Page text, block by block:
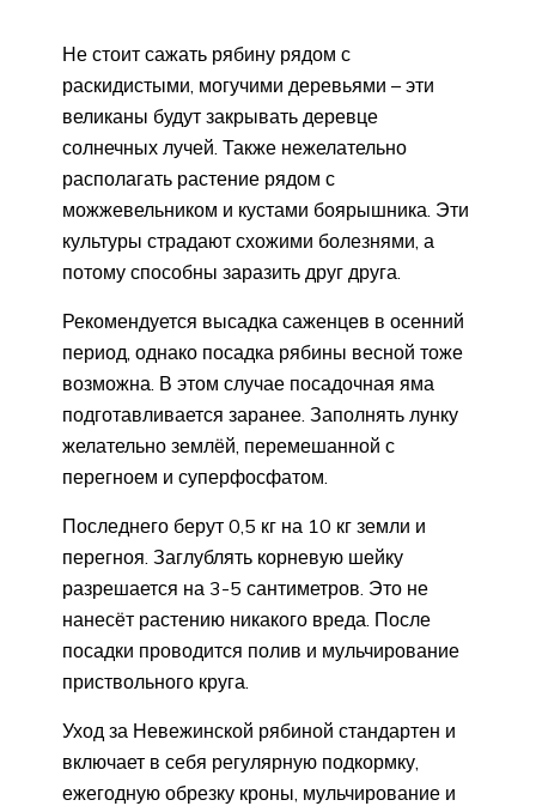
Не стоит сажать рябину рядом с
раскидистыми, могучими деревьями – эти
великаны будут закрывать деревце
солнечных лучей. Также нежелательно
располагать растение рядом с
можжевельником и кустами боярышника. Эти
культуры страдают схожими болезнями, а
потому способны заразить друг друга.
Рекомендуется высадка саженцев в осенний
период, однако посадка рябины весной тоже
возможна. В этом случае посадочная яма
подготавливается заранее. Заполнять лунку
желательно землёй, перемешанной с
перегноем и суперфосфатом.
Последнего берут 0,5 кг на 10 кг земли и
перегноя. Заглублять корневую шейку
разрешается на 3-5 сантиметров. Это не
нанесёт растению никакого вреда. После
посадки проводится полив и мульчирование
приствольного круга.
Уход за Невежинской рябиной стандартен и
включает в себя регулярную подкормку,
ежегодную обрезку кроны, мульчирование и